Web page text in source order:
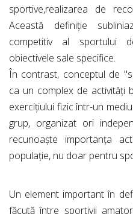
sportive,realizarea de
Această definiție
competitiv al sportului
obiectivele sale specifice.
În contrast, conceptul de
ca un complex de activități
exercițiului fizic într-un
grup, organizat ori
recunoaște importanța
populație, nu doar pentru
Un element important în
făcută între sportivii